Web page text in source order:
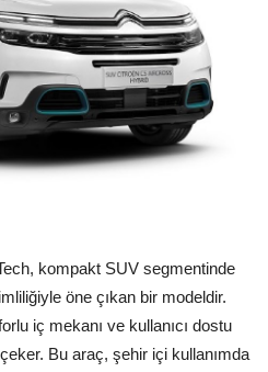
kompakt SUV segmentinde
öne çıkan bir modeldir.
iç mekanı ve kullanıcı dostu
Bu araç, şehir içi kullanımda